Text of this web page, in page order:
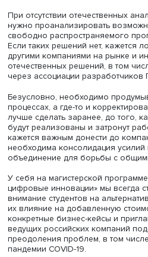
разработчиков, поскольку
являются проприетарными и
может быть закрыт.
Я знаю, например, что
отсутствие аналогичных
функциональных
проприетарному. Серьезно,
разработки программ для
устройств: в случае
разработки придется искать
альтернатив таким
При отсутствии
нужно проанализировать
свободно
Если таких решений нет,
другими компаниями на
отечественных решений, в